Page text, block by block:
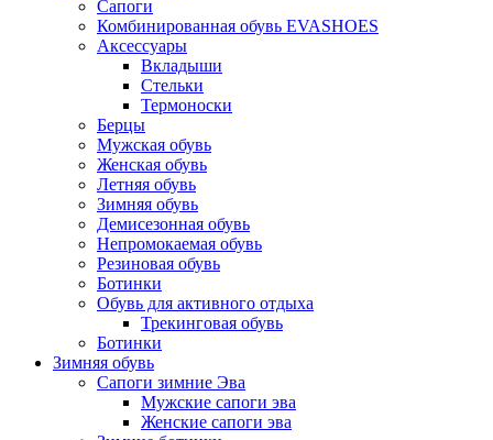
Сапоги
Комбинированная обувь EVASHOES
Аксессуары
Вкладыши
Стельки
Термоноски
Берцы
Мужская обувь
Женская обувь
Летняя обувь
Зимняя обувь
Демисезонная обувь
Непромокаемая обувь
Резиновая обувь
Ботинки
Обувь для активного отдыха
Трекинговая обувь
Ботинки
Зимняя обувь
Сапоги зимние Эва
Мужские сапоги эва
Женские сапоги эва